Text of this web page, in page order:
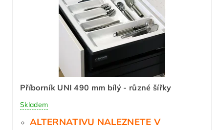
Příborník UNI 490 mm bílý - různé šířky
Skladem
ALTERNATIVU NALEZNETE V